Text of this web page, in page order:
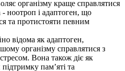
організму краще справлятися
- ноотроп і адаптоген, що
та протистояти певним
відома як адаптоген,
організму справлятися з
Вона також діє як
пам’яті та